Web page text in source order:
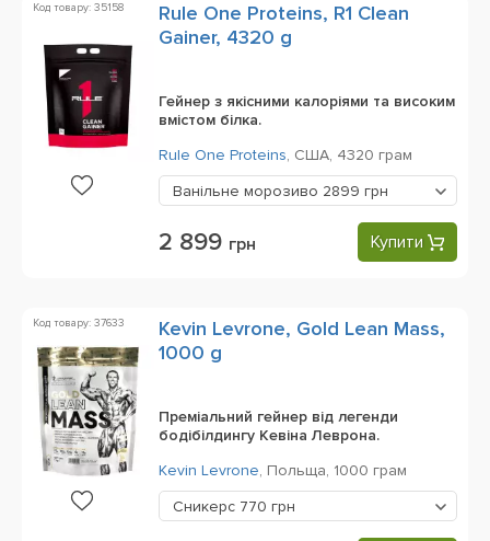
Код товару: 35158
Rule One Proteins, R1 Clean
Gainer, 4320 g
Гейнер з якісними калоріями та високим
вмістом білка.
Rule One Proteins, США, 4320 грам
Ванільне морозиво 2899 грн
2 899 грн Купити
Код товару: 37633
Kevin Levrone, Gold Lean Mass,
1000 g
Преміальний гейнер від легенди
бодібілдингу Кевіна Леврона.
Kevin Levrone, Польща, 1000 грам
Сникерс 770 грн